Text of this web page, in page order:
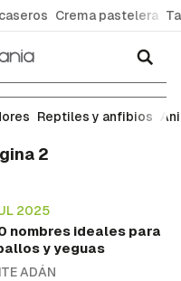
Crema pastelera
Reptiles y anfibios
2
2025
nombres ideales para
y yeguas
ADÁN